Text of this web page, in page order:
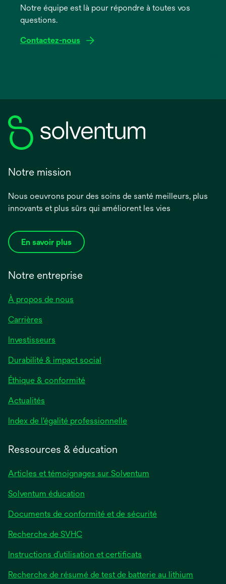
ongletNotre équipe est là pour répondre à toutes vos
questions.
Contactez-nous
Notre mission
Nous oeuvrons pour des soins de santé meilleurs, plus
innovants et plus sûrs qui améliorent les vies
En savoir plus
Notre entreprise
À propos de nous
Carrières
Investisseurs
Durabilité & impact social
Éthique & conformité
Actualités
Index de l'égalité professionnelles’ouvre
onglet
Ressources & éducation
Articles et témoignages sur Solventum
Solventum éducation
Documents de conformité et de sécurité
Recherche de SVHC
Instructions d’utilisation et certificats
Recherche de résumé de test de batterie au lithium